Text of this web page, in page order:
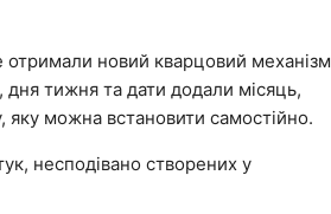
отримали новий кварцовий механізм
дня тижня та дати додали місяць,
яку можна встановити самостійно.
несподівано створених у